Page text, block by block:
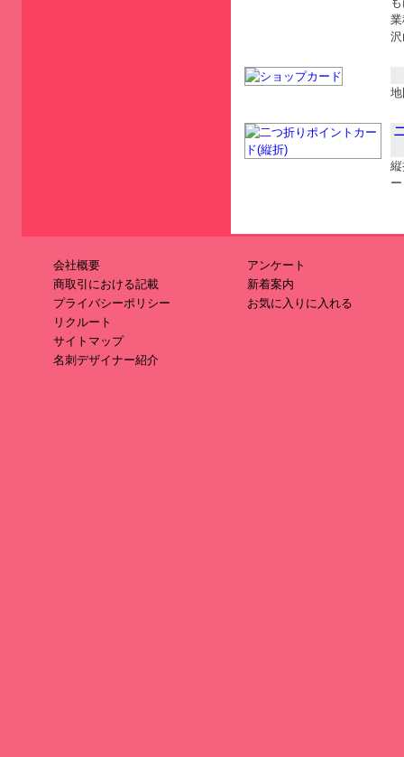
会社概要
商取引における記載
プライバシーポリシー
リクルート
サイトマップ
名刺デザイナー紹介
アンケート
新着案内
お気に入りに入れる